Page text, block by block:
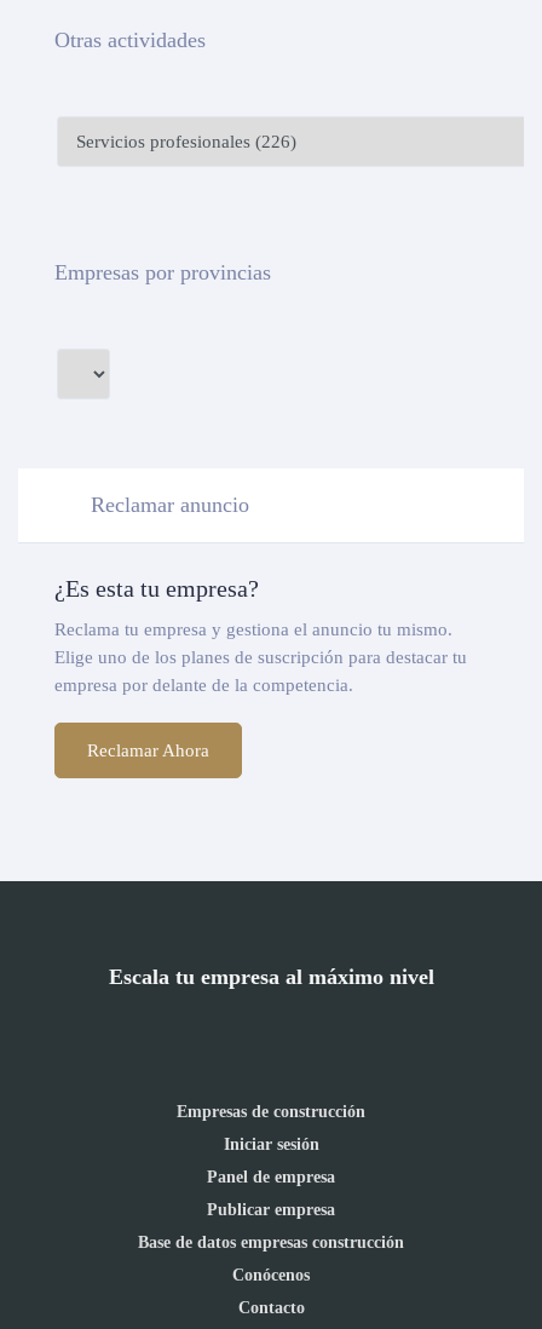
Otras actividades
Empresas por provincias
Reclamar anuncio
¿Es esta tu empresa?
Reclama tu empresa y gestiona el anuncio tu mismo.
Elige uno de los planes de suscripción para destacar tu
empresa por delante de la competencia.
Reclamar Ahora
Escala tu empresa al máximo nivel
Empresas de construcción
Iniciar sesión
Panel de empresa
Publicar empresa
Base de datos empresas construcción
Conócenos
Contacto